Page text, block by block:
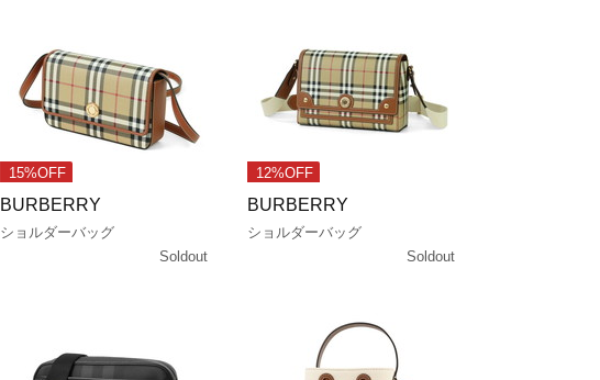
15%OFF
BURBERRY
ショルダーバッグ
Soldout
12%OFF
BURBERRY
ショルダーバッグ
Soldout